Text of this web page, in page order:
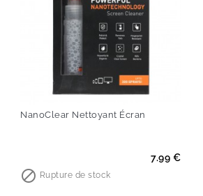
NanoClear Nettoyant Écran
7.99 €
 Rupture de stock